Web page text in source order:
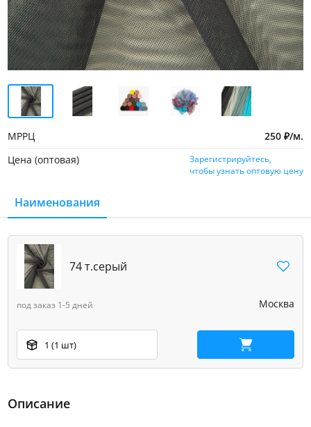
МРРЦ 250 ₽/м.
Цена (оптовая)
Зарегистрируйтесь,
чтобы узнать оптовую цену
Наименования
74 т.серый
Москва
под заказ 1-5 дней
1 (1 шт) В корзину
Описание